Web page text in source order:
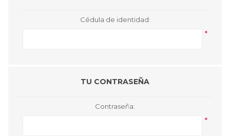
Cédula de identidad:
*
TU CONTRASEÑA
Contraseña:
*